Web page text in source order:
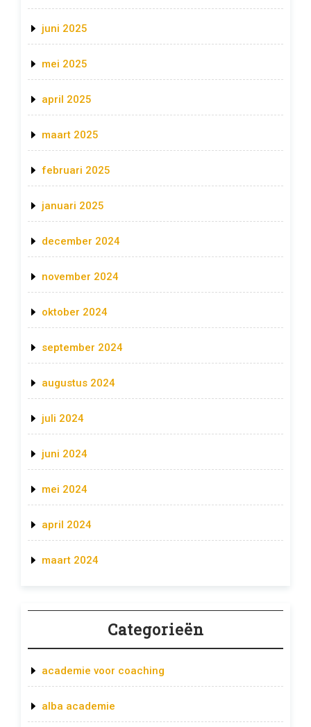
juni 2025
mei 2025
april 2025
maart 2025
februari 2025
januari 2025
december 2024
november 2024
oktober 2024
september 2024
augustus 2024
juli 2024
juni 2024
mei 2024
april 2024
maart 2024
Categorieën
academie voor coaching
alba academie